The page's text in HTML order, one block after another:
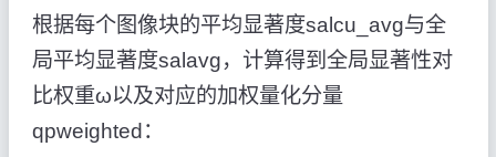
根据每个图像块的平均显著度salcu_avg与全
局平均显著度salavg，计算得到全局显著性对
比权重ω以及对应的加权量化分量
qpweighted：